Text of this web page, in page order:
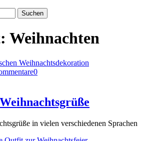
Weihnachten
0
in vielen verschiedenen Sprachen